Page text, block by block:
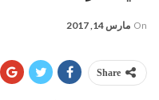
On مارس 14, 2017
Share